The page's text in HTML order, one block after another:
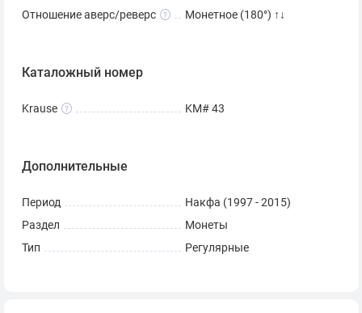
Отношение аверс/реверс
Монетное (180°) ↑↓
Каталожный номер
Krause KM# 43
Дополнительные
Период
Накфа (1997 - 2015)
Раздел
Монеты
Тип
Регулярные